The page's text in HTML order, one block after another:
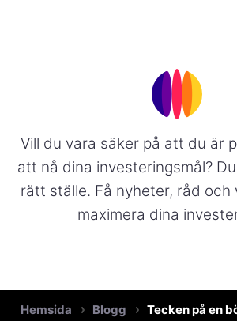
Vill du vara säker på att du är
att nå dina investeringsmål?
rätt ställe. Få nyheter, råd
maximera dina
Hemsida Blogg Tecken på en